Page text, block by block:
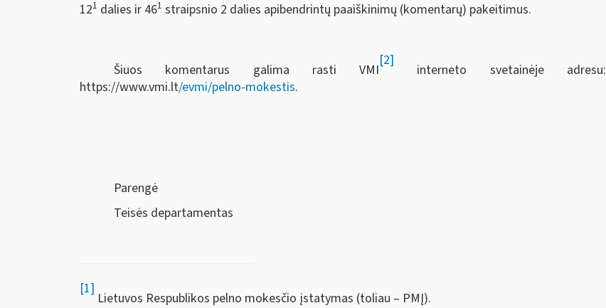
121 dalies ir 461 straipsnio 2 dalies apibendrintų paaiškinimų (komentarų) pakeitimus.
Šiuos komentarus galima rasti VMI
[2]
interneto svetainėje adresu:
https://www.vmi.lt/evmi/pelno-mokestis.
Parengė
Teisės departamentas
[1]
Lietuvos Respublikos pelno mokesčio įstatymas (toliau – PMĮ).